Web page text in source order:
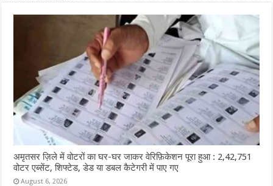
अमृतसर ज़िले में वोटरों का घर-घर जाकर वेरिफ़िकेशन पूरा हुआ : 2,42,751
वोटर एब्सेंट, शिफ्टेड, डेड या डबल कैटेगरी में पाए गए
August 6, 2026